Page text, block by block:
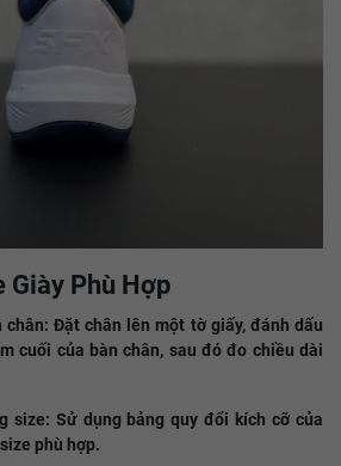
Giày Phù Hợp
Đặt chân lên một tờ giấy, đánh dấu
cuối của bàn chân, sau đó đo chiều dài
size: Sử dụng bảng quy đổi kích cỡ của
phù hợp.​